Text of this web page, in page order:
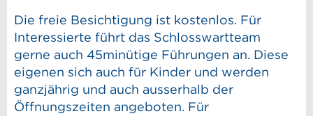
Die freie Besichtigung ist kostenlos. Für
Interessierte führt das Schlosswartteam
gerne auch 45minütige Führungen an. Diese
eigenen sich auch für Kinder und werden
ganzjährig und auch ausserhalb der
Öffnungszeiten angeboten. Für